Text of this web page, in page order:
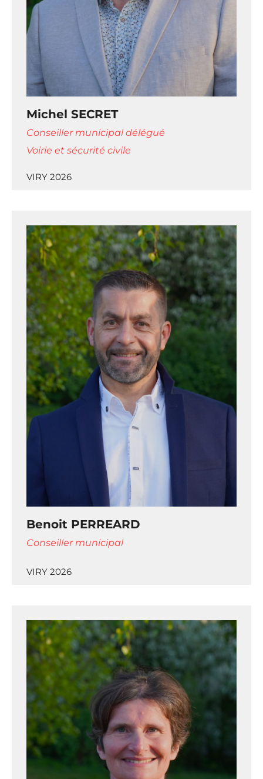
Michel SECRET
Conseiller municipal délégué
Voirie et sécurité civile
VIRY 2026
Benoit PERREARD
Conseiller municipal
VIRY 2026